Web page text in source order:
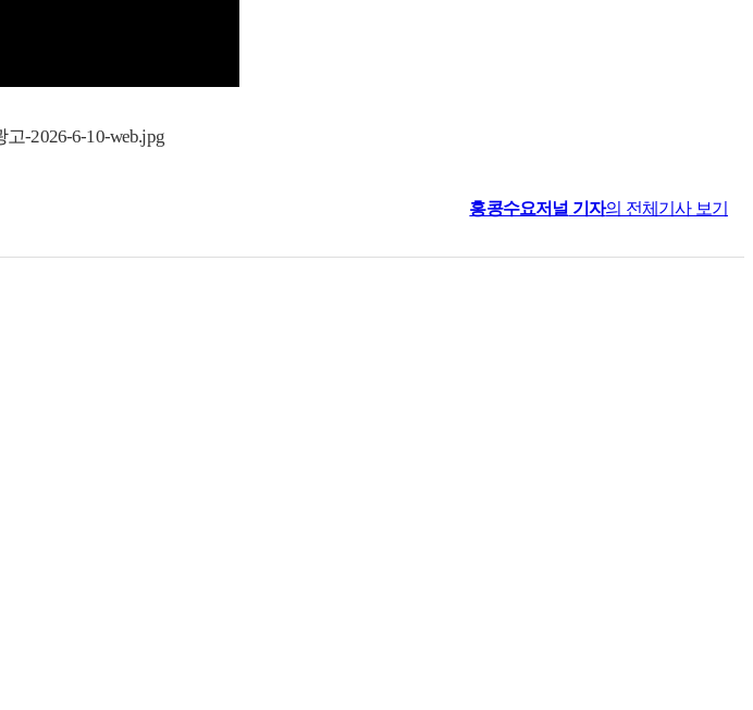
홍콩수요저널 기자의 전체기사 보기